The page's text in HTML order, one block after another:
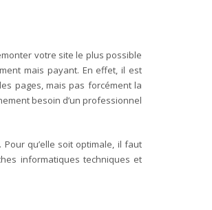
votre site le plus possible
mais payant. En effet, il est
pages, mais pas forcément la
besoin d’un professionnel
qu’elle soit optimale, il faut
informatiques techniques et